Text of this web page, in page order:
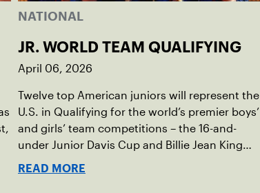
NATIONAL
JR. WORLD TEAM QUALIFYING
April 06, 2026
Twelve top American juniors will represent the
U.S. in Qualifying for the world’s premier boys’
and girls’ team competitions – the 16-and-
under Junior Davis Cup and Billie Jean King
Cup by Gainbridge and the 14-and-under ITF
READ MORE